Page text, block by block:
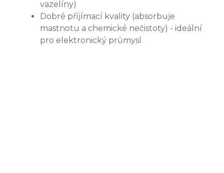
vazelíny)
Dobré příjímací kvality (absorbuje
mastnotu a chemické nečistoty) - ideální
pro elektronický průmysl